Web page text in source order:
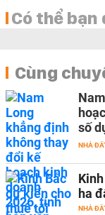
Có thể bạn
Cùng
số
NHÀ
ha
NHÀ